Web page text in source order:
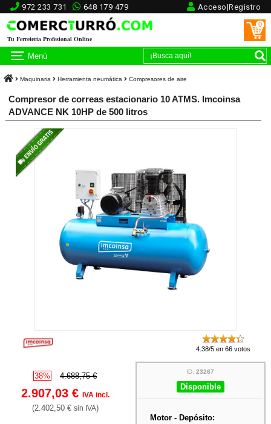
972 233 731 648 179 479 Acceso|Registro
Tu Ferretería Profesional Online
0
Menú
Maquinaria Herramienta neumática Compresores de aire
Compresor de correas estacionario 10 ATMS. Imcoinsa
ADVANCE NK 10HP de 500 litros
4.38/5 en 66 votos
38% 4.688,75 €
2.907,03 € IVA incl.
(2.402,50 € sin IVA)
ID:23267
Disponible
Motor - Depósito: